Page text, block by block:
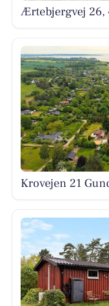
Ærtebjergvej 26,
Krovejen 21